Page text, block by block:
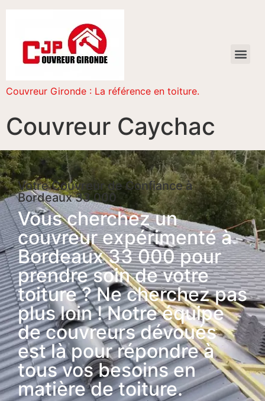
Couvreur Gironde : La référence en toiture.
Couvreur Caychac
Votre Couvreur de Confiance à
Bordeaux 33 000
Vous cherchez un
couvreur expérimenté à
Bordeaux 33 000 pour
prendre soin de votre
toiture ? Ne cherchez pas
plus loin ! Notre équipe
de couvreurs dévoués
est là pour répondre à
tous vos besoins en
matière de toiture.